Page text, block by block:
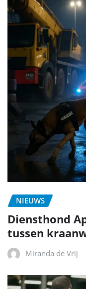
NIEUWS
Diensthond
tussen
Miranda de Vrij